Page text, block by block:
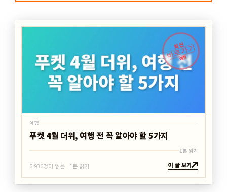
최신
바로가기
여행
여행
푸켓 4월 더위, 여행 전 꼭 알아야 할 5가지
1분 읽기
6,936명이 읽음 · 1분 읽기 이 글 보기